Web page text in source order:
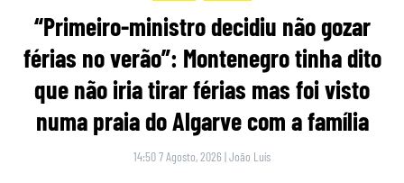
“Primeiro-ministro decidiu não gozar
férias no verão”: Montenegro tinha dito
que não iria tirar férias mas foi visto
numa praia do Algarve com a família
14:50 7 Agosto, 2026 |João Luís